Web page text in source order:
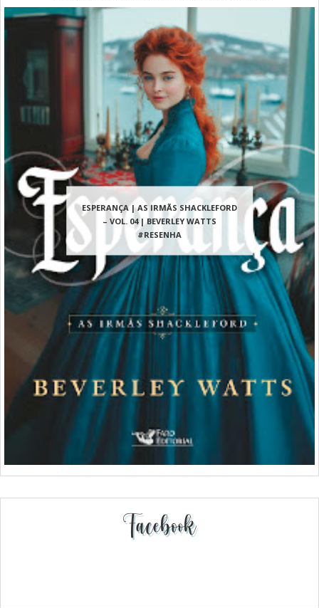
ESPERANÇA | AS IRMÃS SHACKLEFORD
– VOL. 04 | BEVERLEY WATTS
#RESENHA
Facebook